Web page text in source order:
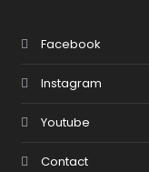
Facebook
Instagram
Youtube
Contact